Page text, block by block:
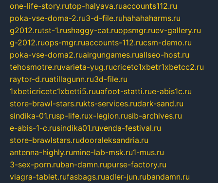
one-life-story.rutop-halyava.ruaccounts112.ru
poka-vse-doma-2.ru3-d-file.ruhahahaharms.ru
g2012.rutst-1.rushaggy-cat.ruopsmgr.ruev-gallery.ru
g-2012.ruops-mgr.ruaccounts-112.rucsm-demo.ru
poka-vse-doma2.ruairgungames.ruallseo-host.ru
tehosmotre.ruvarieta-yug.rucricetc1xbetr1xbetcc2.ru
raytor-d.ruatillagunn.ru3d-file.ru
1xbeticricetc1xbetti5.ruuafoot-statti.rue-abis1c.ru
store-brawl-stars.rukts-services.rudark-sand.ru
sindika-01.rusp-life.rux-legion.rusib-archives.ru
e-abis-1-c.rusindika01.ruvenda-festival.ru
store-brawlstars.rudooraleksandria.ru
antenna-highly.rumine-lab-msk.ru1-mus.ru
3-sex-porn.ruban-damn.rupurse-factory.ru
viagra-tablet.rufasbags.ruadler-jun.rubandamn.ru